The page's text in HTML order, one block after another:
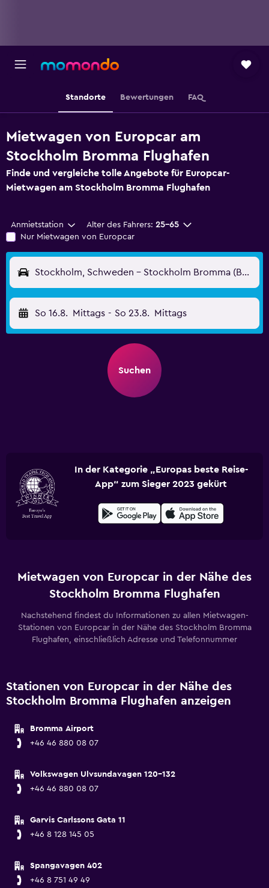
Standorte Bewertungen FAQ
Mietwagen von Europcar am
Stockholm Bromma Flughafen
Finde und vergleiche tolle Angebote für Europcar-
Mietwagen am Stockholm Bromma Flughafen
Anmietstation Alter des Fahrers: 25-65
Nur Mietwagen von Europcar
Stockholm, Schweden - Stockholm Bromma (BMA)
So 16.8. Mittags - So 23.8. Mittags
Suchen
In der Kategorie „Europas beste Reise-
App“ zum Sieger 2023 gekürt
Mietwagen von Europcar in der Nähe des
Stockholm Bromma Flughafen
Nachstehend findest du Informationen zu allen Mietwagen-
Stationen von Europcar in der Nähe des Stockholm Bromma
Flughafen, einschließlich Adresse und Telefonnummer
Stationen von Europcar in der Nähe des
Stockholm Bromma Flughafen anzeigen
Bromma Airport
+46 46 880 08 07
Volkswagen Ulvsundavagen 120-132
+46 46 880 08 07
Garvis Carlssons Gata 11
+46 8 128 145 05
Spangavagen 402
+46 8 751 49 49